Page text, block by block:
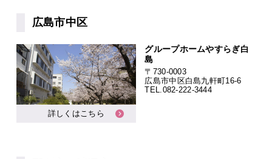
広島市中区
詳しくはこちら
グループホームやすらぎ白
島
〒730-0003
広島市中区白島九軒町16-6
TEL. 082-222-3444